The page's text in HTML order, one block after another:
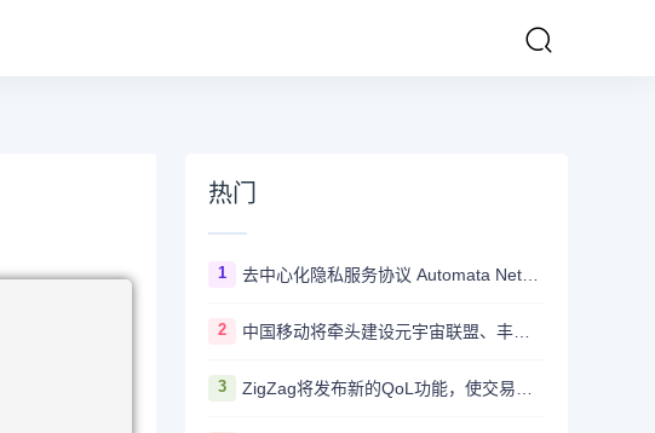
热门
1 去中心化隐私服务协议 Automata Network推出跨链桥Carrier
2 中国移动将牵头建设元宇宙联盟、丰富元宇宙应用
3